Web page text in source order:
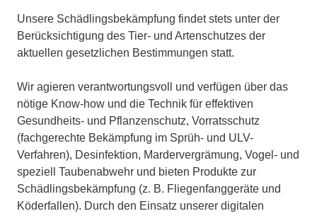
Unsere Schädlingsbekämpfung findet stets unter der
Berücksichtigung des Tier- und Artenschutzes der
aktuellen gesetzlichen Bestimmungen statt.
Wir agieren verantwortungsvoll und verfügen über das
nötige Know-how und die Technik für effektiven
Gesundheits- und Pflanzenschutz, Vorratsschutz
(fachgerechte Bekämpfung im Sprüh- und ULV-
Verfahren), Desinfektion, Mardervergrämung, Vogel- und
speziell Taubenabwehr und bieten Produkte zur
Schädlingsbekämpfung (z. B. Fliegenfanggeräte und
Köderfallen). Durch den Einsatz unserer digitalen